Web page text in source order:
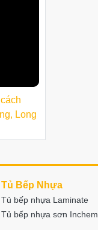
Long
Tủ Bếp Nhựa
Tủ bếp nhựa Laminate
Tủ bếp nhựa sơn Inchem